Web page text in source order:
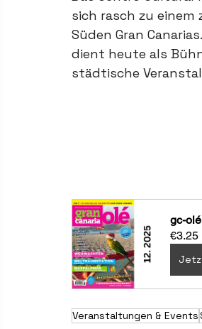
sich rasch zu
Süden Gran
dient heute als
städtische
gc-
€3.25
Veranstaltungen & Events